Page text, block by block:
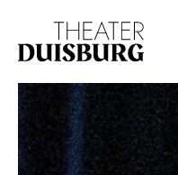
Zur Hauptnavigation springen
Zum Footer springen